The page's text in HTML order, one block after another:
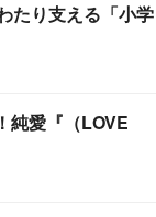
たり支える「小学
純愛『（LOVE